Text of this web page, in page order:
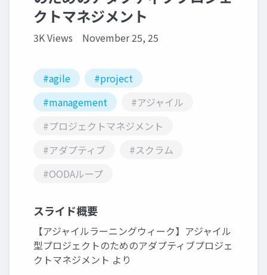
クトマネジメント
3K Views November 25, 25
#agile
#project
#management
#アジャイル
#プロジェクトマネジメント
#アダプティブ
#スクラム
#OODAループ
スライド概要
【アジャイルラーニングウィーク】アジャイル
型プロジェクトのためのアダプティブプロジェ
クトマネジメント より